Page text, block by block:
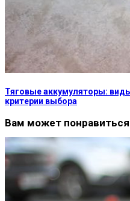
Тяговые аккумуляторы:
критерии выбора
Вам может понравиться